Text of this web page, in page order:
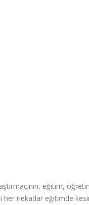
eğitim,
her nekadar eğitimde